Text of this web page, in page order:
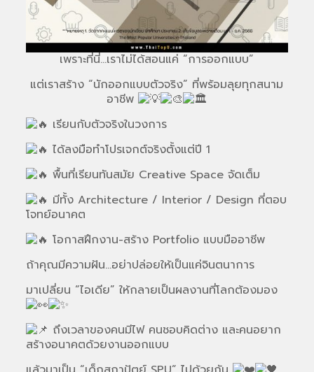
เพราะที่นี่…เราไม่ได้สอนแค่ “การออกแบบ”
แต่เราสร้าง “นักออกแบบตัวจริง” ที่พร้อมลุยทุกสนาม
อาชีพ
เรียนกับตัวจริงในวงการ
ได้ลงมือทำโปรเจกต์จริงตั้งแต่ปี 1
พื้นที่เรียนทันสมัย Creative Space จัดเต็ม
มีทั้ง Architecture / Interior / Design ที่ตอบ
โจทย์อนาคต
โอกาสฝึกงาน-สร้าง Portfolio แบบมืออาชีพ
ถ้าคุณมีความฝัน…อย่าปล่อยให้เป็นแค่จินตนาการ
มาเปลี่ยน “ไอเดีย” ให้กลายเป็นผลงานที่โลกต้องมอง
ถึงเวลาของคนมีไฟ คนชอบคิดต่าง และคนอยาก
สร้างอนาคตด้วยงานออกแบบ